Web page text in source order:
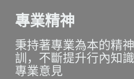
專業精神
秉持著專業為本的精
訓，不斷提升行內知
專業意見